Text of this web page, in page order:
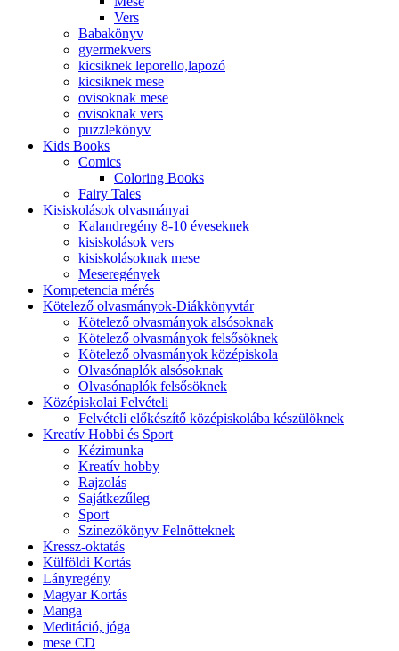
Vers
Babakönyv
gyermekvers
kicsiknek leporello,lapozó
kicsiknek mese
ovisoknak mese
ovisoknak vers
puzzlekönyv
Kids Books
Comics
Coloring Books
Fairy Tales
Kisiskolások olvasmányai
Kalandregény 8-10 éveseknek
kisiskolások vers
kisiskolásoknak mese
Meseregények
Kompetencia mérés
Kötelező olvasmányok-Diákkönyvtár
Kötelező olvasmányok alsósoknak
Kötelező olvasmányok felsősöknek
Kötelező olvasmányok középiskola
Olvasónaplók alsósoknak
Olvasónaplók felsősöknek
Középiskolai Felvételi
Felvételi előkészítő középiskolába készülöknek
Kreatív Hobbi és Sport
Kézimunka
Kreatív hobby
Rajzolás
Sajátkezűleg
Sport
Színezőkönyv Felnőtteknek
Kressz-oktatás
Külföldi Kortás
Lányregény
Magyar Kortás
Manga
Meditáció, jóga
mese CD